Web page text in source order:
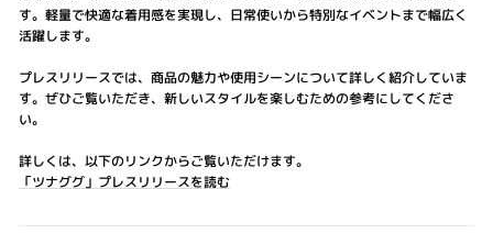
す。軽量で快適な着用感を実現し、日常使いから特別なイベントまで幅広く
活躍します。
プレスリリースでは、商品の魅力や使用シーンについて詳しく紹介していま
す。ぜひご覧いただき、新しいスタイルを楽しむための参考にしてくださ
い。
詳しくは、以下のリンクからご覧いただけます。
「ツナググ」 プレスリリースを読む